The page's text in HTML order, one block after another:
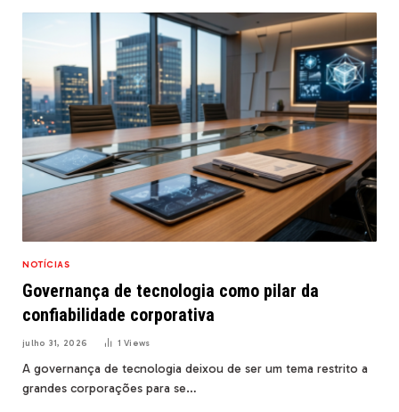
NOTÍCIAS
Governança de tecnologia como pilar da
confiabilidade corporativa
julho 31, 2026 1Views
A governança de tecnologia deixou de ser um tema restrito a
grandes corporações para se…